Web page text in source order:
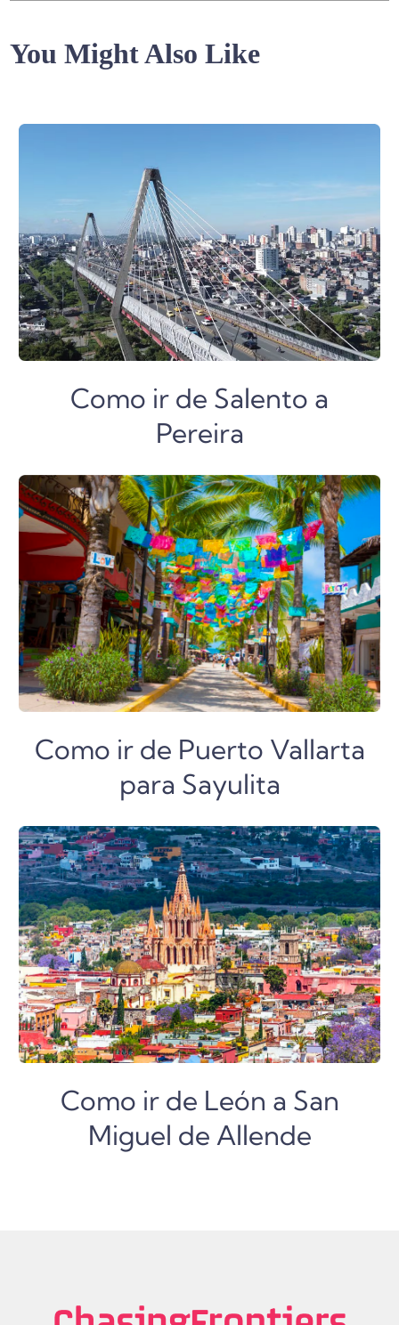
You Might Also Like
Como ir de Salento a
Pereira
Como ir de Puerto Vallarta
para Sayulita
Como ir de León a San
Miguel de Allende